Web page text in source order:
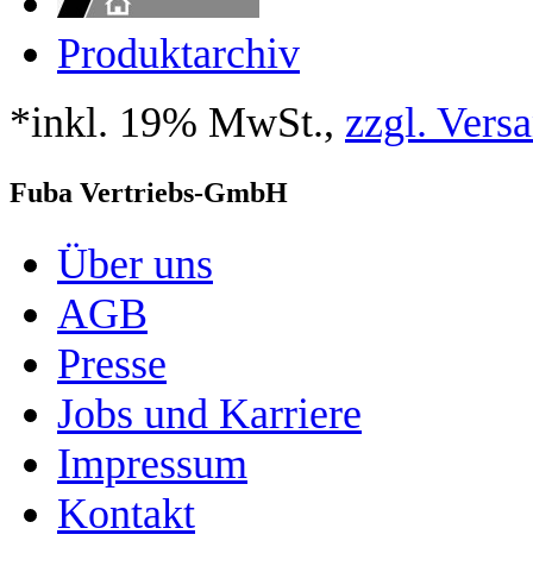
Produktarchiv
*inkl. 19% MwSt., zzgl.
Fuba Vertriebs-GmbH
Über uns
AGB
Presse
Jobs und Karriere
Impressum
Kontakt